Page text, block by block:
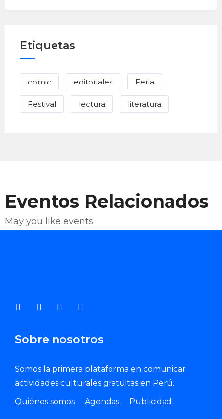
Etiquetas
comic editoriales Feria
Festival lectura literatura
Eventos Relacionados
May you like events
Sobre nosotros
Somos la primera plataforma en comunicar
actividades culturales gratuitas en Perú.
Quiénes somos
Agendas Publicidad